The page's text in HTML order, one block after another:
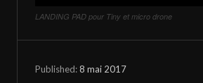
LANDING PAD pour Tiny et micro drone
Published:8 mai 2017